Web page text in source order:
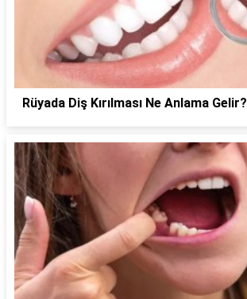
Rüyada Diş Kırılması Ne Anlama Gelir?